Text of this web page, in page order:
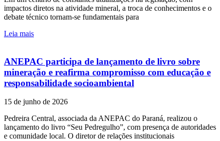
impactos diretos na atividade mineral, a troca de conhecimentos e o
debate técnico tornam-se fundamentais para
Leia mais
ANEPAC participa de lançamento de livro sobre
mineração e reafirma compromisso com educação e
responsabilidade socioambiental
15 de junho de 2026
Pedreira Central, associada da ANEPAC do Paraná, realizou o
lançamento do livro “Seu Pedregulho”, com presença de autoridades
e comunidade local. O diretor de relações institucionais